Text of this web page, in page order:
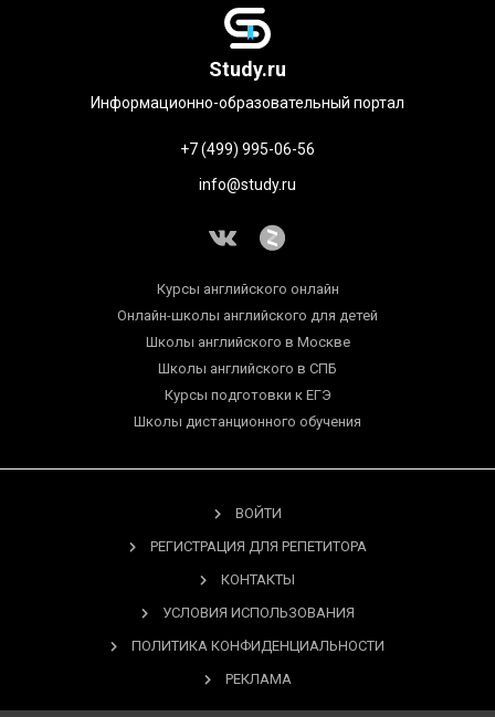
Study.ru
Информационно-образовательный портал
+7 (499) 995-06-56
info@study.ru
Курсы английского онлайн
Онлайн-школы английского для детей
Школы английского в Москве
Школы английского в СПБ
Курсы подготовки к ЕГЭ
Школы дистанционного обучения
ВОЙТИ
РЕГИСТРАЦИЯ ДЛЯ РЕПЕТИТОРА
КОНТАКТЫ
УСЛОВИЯ ИСПОЛЬЗОВАНИЯ
ПОЛИТИКА КОНФИДЕНЦИАЛЬНОСТИ
РЕКЛАМА